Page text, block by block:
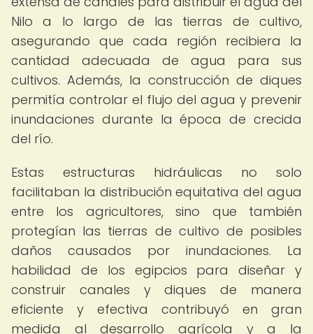
Nilo a lo largo de las tierras de cultivo,
asegurando que cada región recibiera la
cantidad adecuada de agua para sus
cultivos. Además, la construcción de diques
permitía controlar el flujo del agua y prevenir
inundaciones durante la época de crecida
del río.
Estas estructuras hidráulicas no solo
facilitaban la distribución equitativa del agua
entre los agricultores, sino que también
protegían las tierras de cultivo de posibles
daños causados por inundaciones. La
habilidad de los egipcios para diseñar y
construir canales y diques de manera
eficiente y efectiva contribuyó en gran
medida al desarrollo agrícola y a la